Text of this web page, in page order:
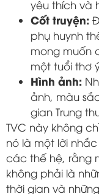
yêu thích và
Cốt truyện:
phụ huynh
mong muốn
một tuổi thơ
Hình ảnh:
ảnh, màu
gian Trung
TVC này không
nó là một lời
các thế hệ, rằng
không phải là
thời gian và